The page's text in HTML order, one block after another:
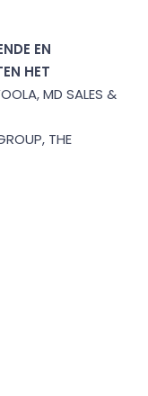
EN
HET
MD SALES &
THE